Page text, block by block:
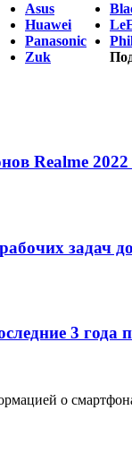
Asus
Huawei
Panasonic
Zuk
Realme
задач
3 года
о